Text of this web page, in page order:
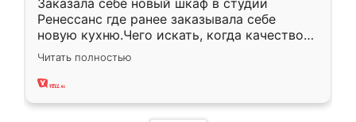
Заказала себе новый шкаф в студии
Ренессанс где ранее заказывала себе
новую кухню.Чего искать, когда качеством
вполне довольна. Служит кухня уже почти
два года, нареканий нет.
Читать полностью